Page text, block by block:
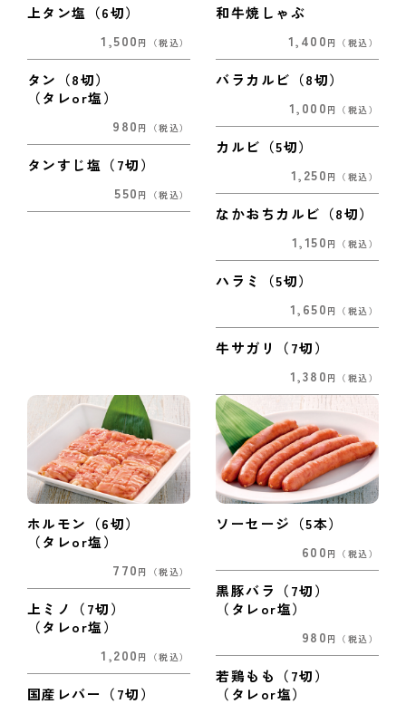
上タン塩（6切）
1,500 円 （税込）
タン（8切）
（タレor塩）
980 円 （税込）
タンすじ塩（7切）
550 円 （税込）
和牛焼しゃぶ
1,400 円 （税込）
バラカルビ（8切）
1,000 円 （税込）
カルビ（5切）
1,250 円 （税込）
なかおちカルビ（8切）
1,150 円 （税込）
ハラミ（5切）
1,650 円 （税込）
牛サガリ（7切）
1,380 円 （税込）
ホルモン（6切）
（タレor塩）
770 円 （税込）
上ミノ（7切）
（タレor塩）
1,200 円 （税込）
国産レバー（7切）
ソーセージ（5本）
600 円 （税込）
黒豚バラ（7切）
（タレor塩）
980 円 （税込）
若鶏もも（7切）
（タレor塩）